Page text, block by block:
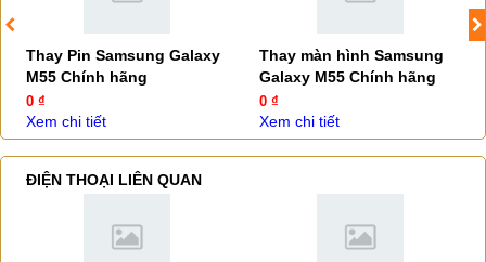
Thay Pin Samsung Galaxy
M55 Chính hãng
0 ₫
Xem chi tiết
Thay màn hình Samsung
Galaxy M55 Chính hãng
0 ₫
Xem chi tiết
ĐIỆN THOẠI LIÊN QUAN